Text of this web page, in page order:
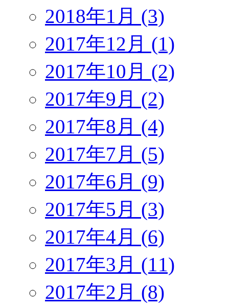
2018年1月 (3)
2017年12月 (1)
2017年10月 (2)
2017年9月 (2)
2017年8月 (4)
2017年7月 (5)
2017年6月 (9)
2017年5月 (3)
2017年4月 (6)
2017年3月 (11)
2017年2月 (8)